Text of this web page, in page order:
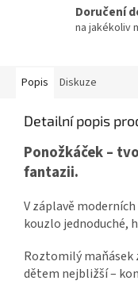
Doručení
na jakékoliv
Popis Diskuze
Detailní popis
Ponožkáček –
fantazii.
V záplavě
kouzlo jednoduché,
Roztomilý maňásek
dětem nejbližší –